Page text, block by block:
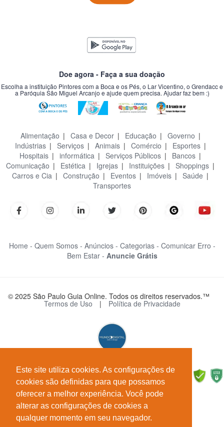
Este site utiliza cookies. As configurações de
cookies são definidas para que possamos
oferecer a melhor experiência. Você pode
alterar as configurações de cookies a
qualquer momento em seu navegador.
Doe agora - Faça a sua doação
Escolha a instituição Pintores com a Boca e os Pés, o Lar Vicentino, o Grendacc e
a Paróquia São Miguel Arcanjo e ajude quem precisa. Ajudar faz bem :)
Alimentação | Casa e Decor| Educação | Governo |
Indústrias| Serviços| Animais| Comércio | Esportes|
Hospitais | informática | Serviços Públicos | Bancos |
Comunicação | Estética | Igrejas | Instituições | Shoppings |
Carros e Cia | Construção | Eventos | Imóveis | Saúde |
Transportes
Home - Quem Somos - Anúncios - Categorias - Comunicar Erro -
Bem Estar - Anuncie Grátis
© 2025 São Paulo Guia Online. Todos os direitos reservados.™
Termos de Uso | Política de Privacidade